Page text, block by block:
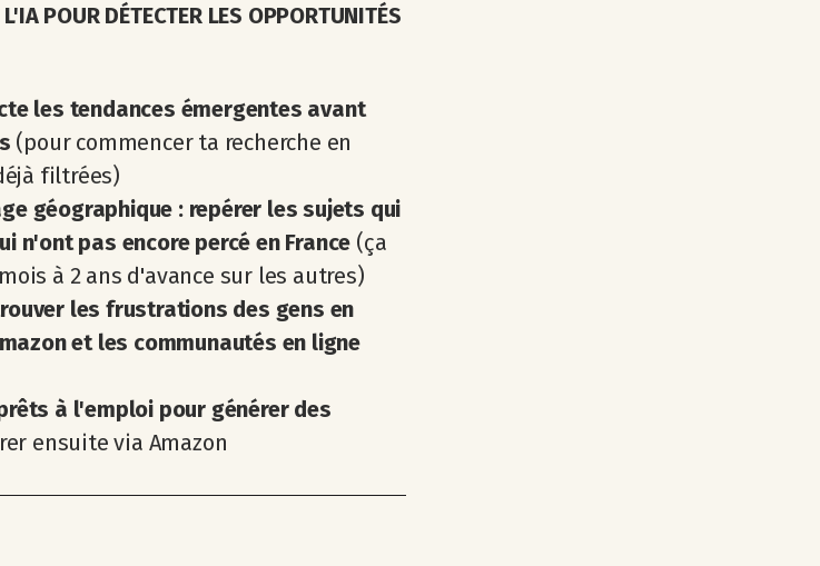
POUR DÉTECTER LES OPPORTUNITÉS
les tendances émergentes avant
(pour commencer ta recherche en
filtrées)
géographique : repérer les sujets qui
n'ont pas encore percé en France (ça
à 2 ans d'avance sur les autres)
les frustrations des gens en
et les communautés en ligne
à l'emploi pour générer des
ensuite via Amazon